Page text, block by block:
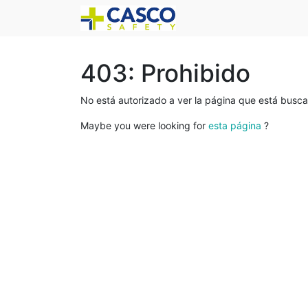
403: Prohibido
No está autorizado a ver la página que está
Maybe you were looking for esta página ?